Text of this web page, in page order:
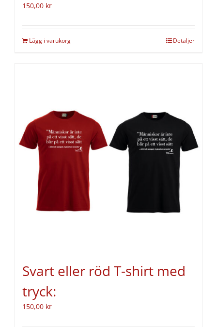
150,00 kr
Lägg i varukorg Detaljer
Svart eller röd T-shirt med
tryck:
150,00 kr